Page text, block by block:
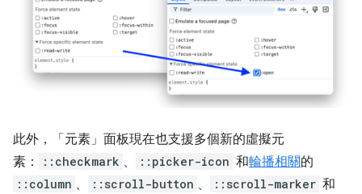
此外，「元素」 面板現在也支援多個新的虛擬元
素：
::checkmark 、 ::picker-icon 和輪播相關的
::column 、 ::scroll-button 、 ::scroll-marker 和